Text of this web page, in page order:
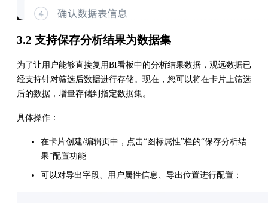
3.2 支持保存分析结果为数据集
为了让用户能够直接复用BI看板中的分析结果数据，观远数据已
经支持针对筛选后数据进行存储。现在，您可以将在卡片上筛选
后的数据，增量存储到指定数据集。
具体操作：
在卡片创建/编辑页中，点击“图标属性”栏的“保存分析结
果”配置功能
可以对导出字段、用户属性信息、导出位置进行配置；